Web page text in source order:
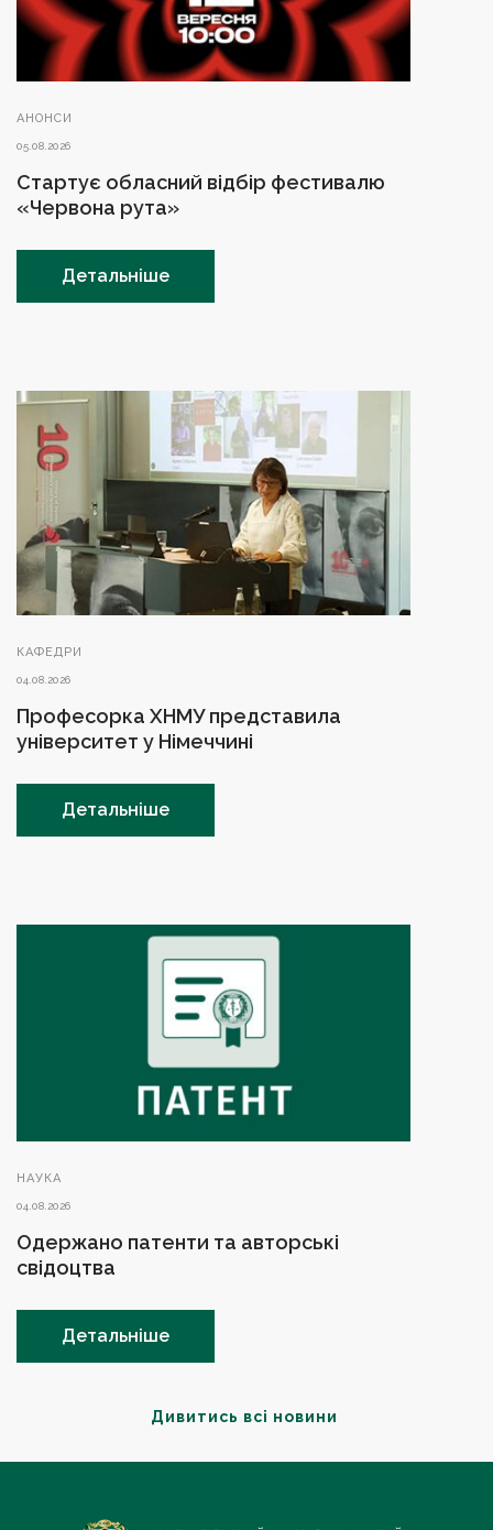
Дивитись всі новини
АНОНСИ
05.08.2026
Стартує обласний відбір фестивалю
«Червона рута»
Детальніше
КАФЕДРИ
04.08.2026
Професорка ХНМУ представила
університет у Німеччині
Детальніше
НАУКА
04.08.2026
Одержано патенти та авторські
свідоцтва
Детальніше